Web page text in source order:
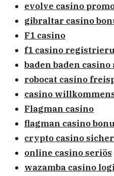
evolve casino
gibraltar casino
F1 casino
f1 casino
baden baden
robocat casino
casino
Flagman casino
flagman casino
crypto casino
online casino seriös
wazamba casino